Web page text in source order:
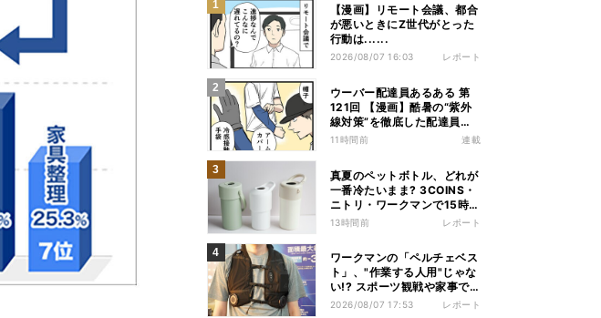
【漫画】リモート会議、都合
が悪いときにZ世代がとった
行動は......
2026/08/07 16:03 レポート
ウーバー配達員あるある 第
121回 【漫画】酷暑の“紫外
線対策”を徹底した配達員
が、数カ月後に絶句した理由
11時間前 連載
真夏のペットボトル、どれが
一番冷たいまま? 3COINS・
ニトリ・ワークマンで15時間
検証してみた
13時間前 レポート
ワークマンの「ペルチェベス
ト」、"作業する人用"じゃな
い!? スポーツ観戦や家事で
の熱中症&冷え対策に――話
2026/08/07 17:53 レポート